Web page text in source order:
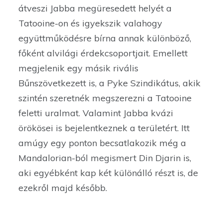
átveszi Jabba megüresedett helyét a
Tatooine-on és igyekszik valahogy
együttműködésre bírna annak különböző,
főként alvilági érdekcsoportjait. Emellett
megjelenik egy másik rivális
Bűnszövetkezett is, a Pyke Szindikátus, akik
szintén szeretnék megszerezni a Tatooine
feletti uralmat. Valamint Jabba kvázi
örökösei is bejelentkeznek a területért. Itt
amúgy egy ponton becsatlakozik még a
Mandalorian-ból megismert Din Djarin is,
aki egyébként kap két különálló részt is, de
ezekről majd később.